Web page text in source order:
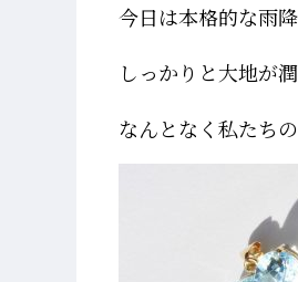
今日は本格的な雨
しっかりと大地が
なんとなく私たち